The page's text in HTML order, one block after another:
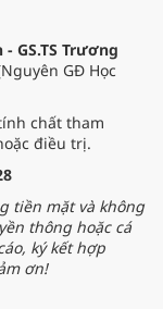
GS.TS Trương
GĐ Học
chất tham
điều trị.
tiền mặt và không
thông hoặc cá
ký kết hợp
ơn!